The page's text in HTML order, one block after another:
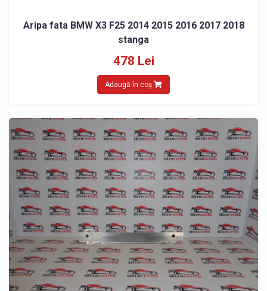
Aripa fata BMW X3 F25 2014 2015 2016 2017 2018
stanga
478 Lei
Adaugă în coș